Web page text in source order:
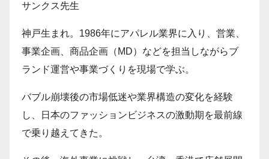
サンクス先生
神戸生まれ。1986年にアパレル業界に入り、営業、
事業企画、商品企画（MD）などを担当しながらブ
ランド運営や事業づくりを現場で学ぶ。
バブル崩壊後の市場低迷や業界構造の変化を経験
し、日本のファッションビジネスの激動期を最前線
で乗り越えてきた。